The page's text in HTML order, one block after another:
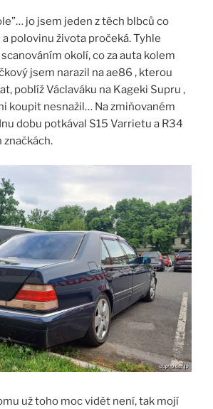
jo jsem jeden z těch blbců co
polovinu života pročeká. Tyhle
okolí, co za auta kolem
jsem narazil na ae86 , kterou
poblíž Václaváku na Kageki Supru ,
koupit nesnažil… Na zmiňovaném
dobu potkával S15 Varrietu a R34
značkách.
už toho moc vidět není, tak mojí